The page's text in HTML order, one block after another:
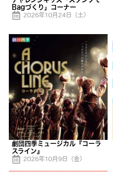
Bagづくり」コーナー
2026年10月24日（土）
劇団四季ミュージカル『コーラ
スライン』
2026年10月9日（金）